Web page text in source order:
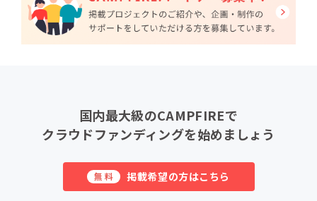
国内最大級のCAMPFIREで
クラウドファンディングを始めましょう
無料 掲載希望の方はこちら